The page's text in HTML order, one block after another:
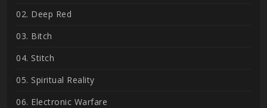
02. Deep Red
03. Bitch
04. Stitch
05. Spiritual Reality
06. Electronic Warfare